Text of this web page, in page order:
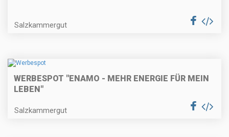
Salzkammergut
WERBESPOT "ENAMO - MEHR ENERGIE FÜR MEIN
LEBEN"
Salzkammergut